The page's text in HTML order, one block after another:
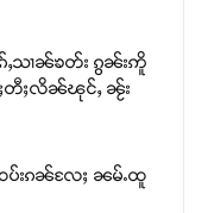
ႇသၢၼ်ၶတ်း ၵွၼ်းဢိူ
ႈတီႈလိၼ်ၽုင်ႇ ၼႂ်း
ပ်းၵၼ်လႄႈ ၼမ်ႉထူ